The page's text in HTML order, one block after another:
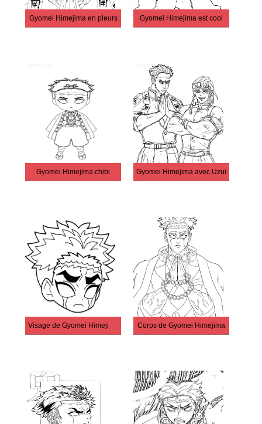
Gyomei Himejima en pleurs Gyomei Himejima est cool
Gyomei Himejima chibi Gyomei Himejima avec Uzui
Visage de Gyomei Himejima Chibi Corps de Gyomei Himejima